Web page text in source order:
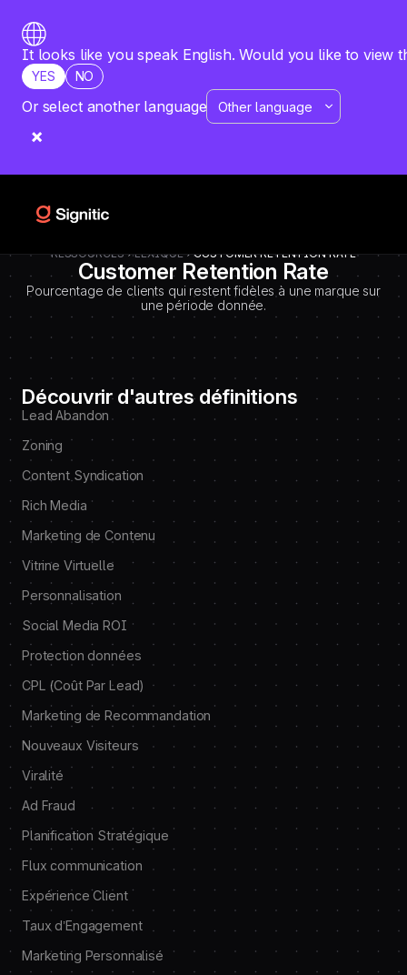
DEBUT CODE E - TEMPLATE CMS DEFINITIONS / LEXIQUE
Emplacement Webflow: Template CMS Definitions > Page settings >
Custom code > Inside tag
It looks like you speak English. Would you like to view
YES NO
Or select another language
RESSOURCES LEXIQUE CUSTOMER RETENTION RATE
Customer Retention Rate
Pourcentage de clients qui restent fidèles à une marque sur
une période donnée.
Découvrir d'autres définitions
Lead Abandon
Zoning
Content Syndication
Rich Media
Marketing de Contenu
Vitrine Virtuelle
Personnalisation
Social Media ROI
Protection données
CPL (Coût Par Lead)
Marketing de Recommandation
Nouveaux Visiteurs
Viralité
Ad Fraud
Planification Stratégique
Flux communication
Expérience Client
Taux d’Engagement
Marketing Personnalisé